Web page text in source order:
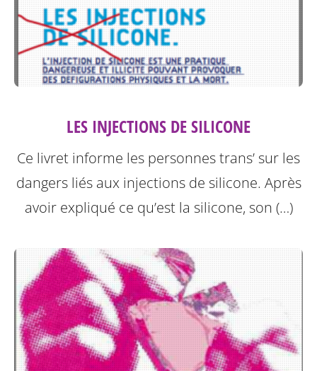
LES INJECTIONS DE SILICONE
Ce livret informe les personnes trans’ sur les
dangers liés aux injections de silicone. Après
avoir expliqué ce qu’est la silicone, son (…)